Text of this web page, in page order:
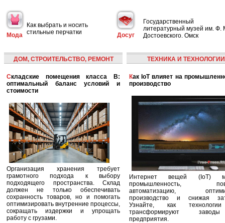
Мода
Как выбрать и носить
стильные перчатки
Досуг
Государственный
литературный музей им. Ф.
Достоевского. Омск
ДОМ, СТРОИТЕЛЬСТВО, РЕМОНТ
Складские помещения класса B:
оптимальный баланс условий и
стоимости
Организация хранения требует
грамотного подхода к выбору
подходящего пространства. Склад
должен не только обеспечивать
сохранность товаров, но и помогать
оптимизировать внутренние процессы,
сокращать издержки и упрощать
работу с грузами.
ТЕХНИКА И ТЕХНОЛОГИИ
Как IoT влияет на промышленность и
производство
Интернет вещей (IoT)
промышленность,
автоматизацию,
производство и снижая
Узнайте, как
трансформируют
предприятия.